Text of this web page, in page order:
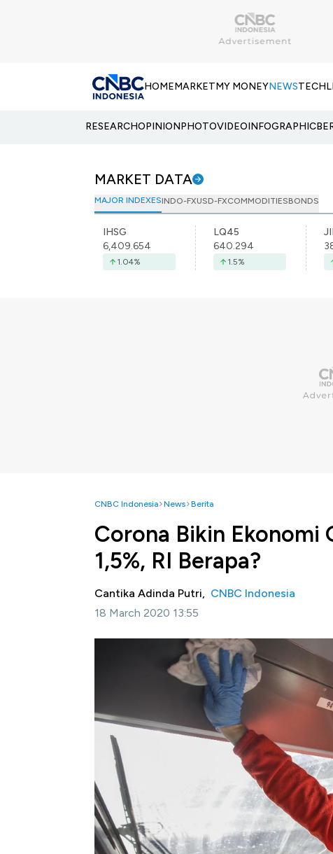
HOMEMARKETMY MONEYNEWSTECH
RESEARCHOPINIONPHOTOVIDEOINFOGRAPHIC
MARKET DATA
MAJOR INDEXESINDO-FXUSD-FXCOMMODITIESBONDS
IHSG
6,409.654
1.04%
LQ45
640.294
1.5%
JII
CNBC Indonesia News Berita
Corona Bikin Ekonomi
1,5%, RI Berapa?
Cantika Adinda Putri, CNBC Indonesia
18 March 2020 13:55